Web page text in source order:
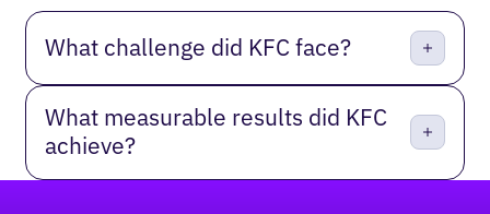
What challenge did KFC face?
What measurable results did KFC
achieve?